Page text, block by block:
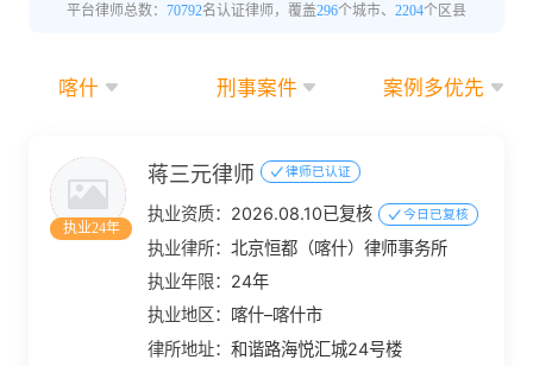
平台律师总数： 70792名认证律师，覆盖296个城市、 2204个区县
喀什 刑事案件 案例多优先
执业24年
蒋三元律师 律师已认证
执业资质： 2026.08.10已复核 今日已复核
执业律所：北京恒都（喀什）律师事务所
执业年限： 24年
执业地区： 喀什–喀什市
律所地址：和谐路海悦汇城24号楼